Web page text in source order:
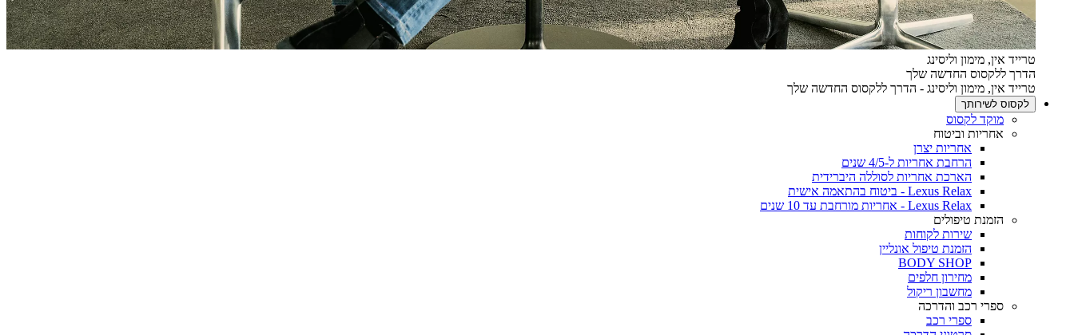
טרייד אין, מימון וליסינג
הדרך ללקסוס החדשה שלך
טרייד אין, מימון וליסינג - הדרך ללקסוס החדשה שלך
לקסוס לשירותך
מוקד לקסוס
אחריות וביטוח
אחריות יצרן
הרחבת אחריות ל-4/5 שנים
הארכת אחריות לסוללה היברידית
Lexus Relax - ביטוח בהתאמה אישית
Lexus Relax - אחריות מורחבת עד 10 שנים
הזמנת טיפולים
שירות לקוחות
הזמנת טיפול אונליין
BODY SHOP
מחירון חלפים
מחשבון ריקול
ספרי רכב והדרכה
ספרי רכב